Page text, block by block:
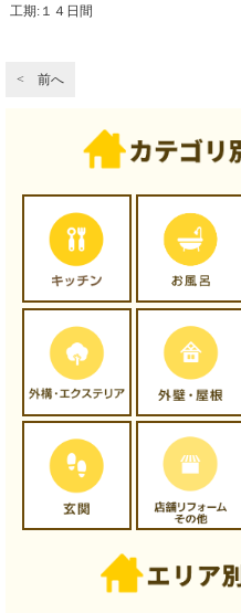
工期:１４日間
< 前へ